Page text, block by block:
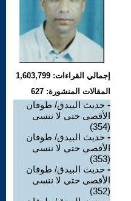
إجمالي القراءات: 1,603,799
المقالات المنشورة: 627
- حديث البيدق/ طوفان
الأقصى حتى لا ننسى
(354)
- حديث البيدق/ طوفان
الأقصى حتى لا ننسى
(353)
- حديث البيدق/ طوفان
الأقصى حتى لا ننسى
(352)